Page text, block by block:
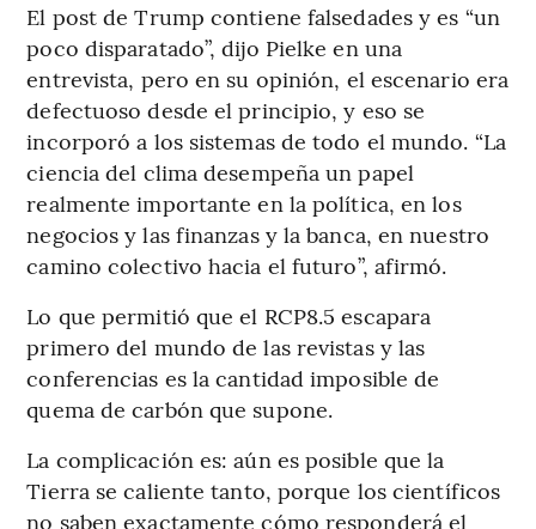
El post de Trump contiene falsedades y es “un
poco disparatado”, dijo Pielke en una
entrevista, pero en su opinión, el escenario era
defectuoso desde el principio, y eso se
incorporó a los sistemas de todo el mundo. “La
ciencia del clima desempeña un papel
realmente importante en la política, en los
negocios y las finanzas y la banca, en nuestro
camino colectivo hacia el futuro”, afirmó.
Lo que permitió que el RCP8.5 escapara
primero del mundo de las revistas y las
conferencias es la cantidad imposible de
quema de carbón que supone.
La complicación es: aún es posible que la
Tierra se caliente tanto, porque los científicos
no saben exactamente cómo responderá el